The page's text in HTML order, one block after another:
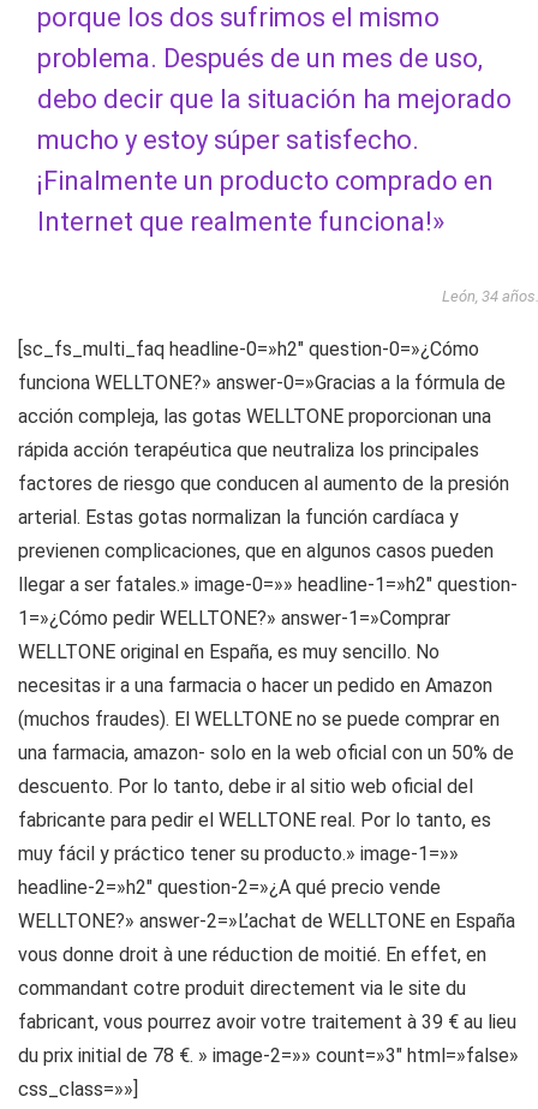
porque los dos sufrimos el mismo
problema. Después de un mes de uso,
debo decir que la situación ha mejorado
mucho y estoy súper satisfecho.
¡Finalmente un producto comprado en
Internet que realmente funciona!»
León, 34 años.
[sc_fs_multi_faq headline-0=»h2″ question-0=»¿Cómo
funciona WELLTONE?» answer-0=»Gracias a la fórmula de
acción compleja, las gotas WELLTONE proporcionan una
rápida acción terapéutica que neutraliza los principales
factores de riesgo que conducen al aumento de la presión
arterial. Estas gotas normalizan la función cardíaca y
previenen complicaciones, que en algunos casos pueden
llegar a ser fatales.» image-0=»» headline-1=»h2″ question-
1=»¿Cómo pedir WELLTONE?» answer-1=»Comprar
WELLTONE original en España, es muy sencillo. No
necesitas ir a una farmacia o hacer un pedido en Amazon
(muchos fraudes). El WELLTONE no se puede comprar en
una farmacia, amazon- solo en la web oficial con un 50% de
descuento. Por lo tanto, debe ir al sitio web oficial del
fabricante para pedir el WELLTONE real. Por lo tanto, es
muy fácil y práctico tener su producto.» image-1=»»
headline-2=»h2″ question-2=»¿A qué precio vende
WELLTONE?» answer-2=»L’achat de WELLTONE en España
vous donne droit à une réduction de moitié. En effet, en
commandant cotre produit directement via le site du
fabricant, vous pourrez avoir votre traitement à 39 € au lieu
du prix initial de 78 €. » image-2=»» count=»3″ html=»false»
css_class=»»]